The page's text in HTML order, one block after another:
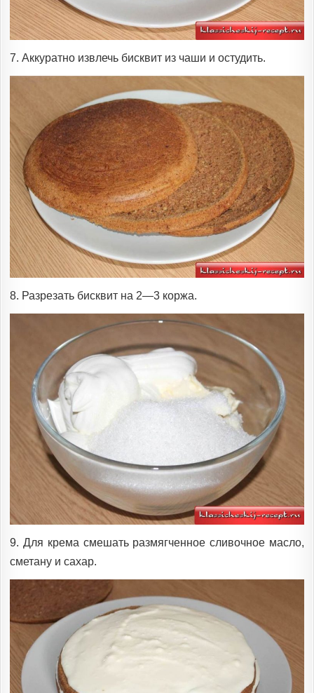
7. Аккуратно извлечь бисквит из чаши и остудить.
8. Разрезать бисквит на 2—3 коржа.
9. Для крема смешать размягченное сливочное масло,
сметану и сахар.